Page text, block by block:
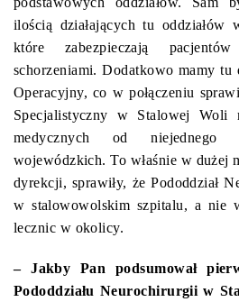
ilością działających tu oddziałów
które zabezpieczają
schorzeniami. Dodatkowo mamy
Operacyjny, co w połączeniu
Specjalistyczny w Stalowej Woli
medycznych od
wojewódzkich. To właśnie w dużej
dyrekcji, sprawiły, że Pododdział
w stalowowolskim szpitalu, a nie
lecznic w okolicy.
– Jakby Pan podsumował
Pododdziału Neurochirurgii w